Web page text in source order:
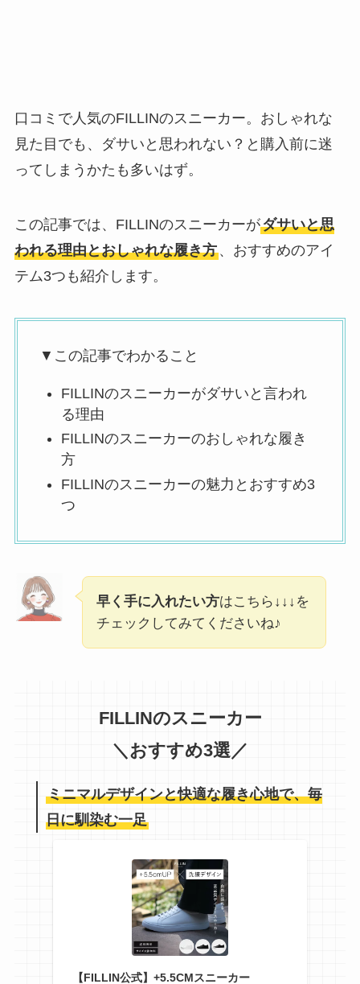
口コミで人気のFILLINのスニーカー。おしゃれな
見た目でも、ダサいと思われない？と購入前に迷
ってしまうかたも多いはず。
この記事では、FILLINのスニーカーがダサいと思
われる理由とおしゃれな履き方、おすすめのアイ
テム3つも紹介します。
▼この記事でわかること
FILLINのスニーカーがダサいと言われ
る理由
FILLINのスニーカーのおしゃれな履き
方
FILLINのスニーカーの魅力とおすすめ3
つ
早く手に入れたい方はこちら↓↓↓を
チェックしてみてくださいね♪
FILLINのスニーカー
＼おすすめ3選／
ミニマルデザインと快適な履き心地で、毎
日に馴染む一足
【FILLIN公式】+5.5CMスニーカー